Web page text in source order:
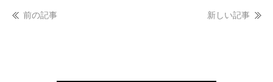
前の記事 新しい記事